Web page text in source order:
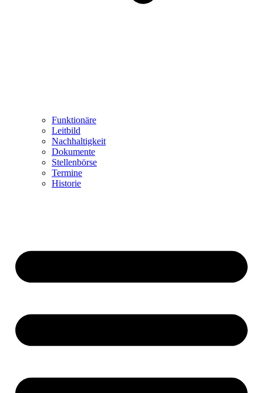
Funktionäre
Leitbild
Nachhaltigkeit
Dokumente
Stellenbörse
Termine
Historie